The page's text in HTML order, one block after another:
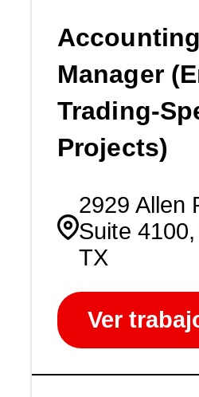
Accounting
Manager
Trading-
Projects)
2929 Allen
Suite
TX
Ver